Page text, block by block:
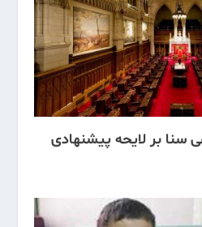
سنا بر لایحه پیشنهادی